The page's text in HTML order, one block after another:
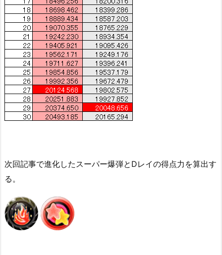
次回記事で進化したスーパー爆弾とDレイの得点力を算出す
る。